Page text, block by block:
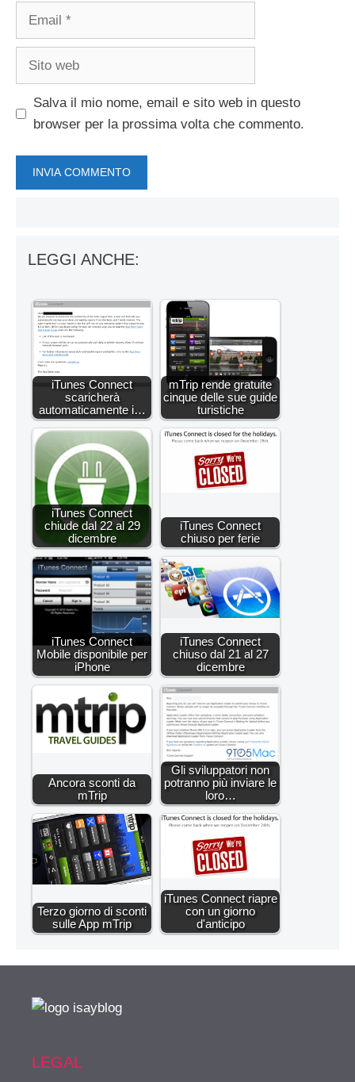
Email
Sito
Salva il mio nome, email e sito web in questo
browser per la prossima volta che commento.
LEGGI ANCHE:
iTunes Connect
scaricherà
automaticamente i…
mTrip rende gratuite
cinque delle sue guide
turistiche
iTunes Connect
chiude dal 22 al 29
dicembre
iTunes Connect
chiuso per ferie
iTunes Connect
Mobile disponibile per
iPhone
iTunes Connect
chiuso dal 21 al 27
dicembre
Ancora sconti da
mTrip
Gli sviluppatori non
potranno più inviare le
loro…
Terzo giorno di sconti
sulle App mTrip
iTunes Connect riapre
con un giorno
d'anticipo
LEGAL